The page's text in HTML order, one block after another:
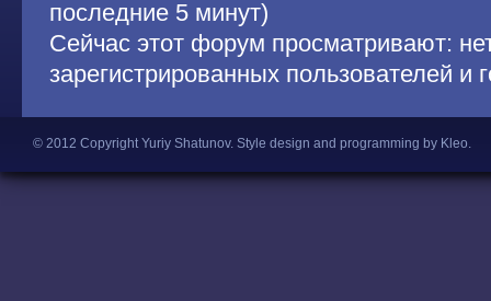
последние 5 минут)
Сейчас этот форум просматривают:
зарегистрированных пользователей и
© 2012 Copyright Yuriy Shatunov. Style design and programming by Kleo.